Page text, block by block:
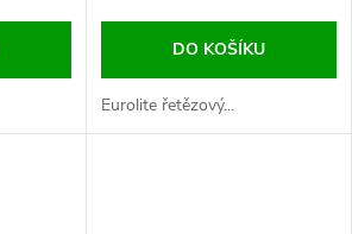
DO KOŠÍKU
Eurolite řetězový...